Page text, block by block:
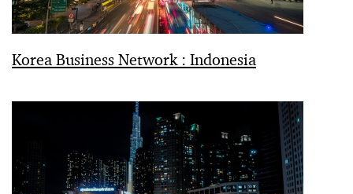
Korea Business Network : Indonesia